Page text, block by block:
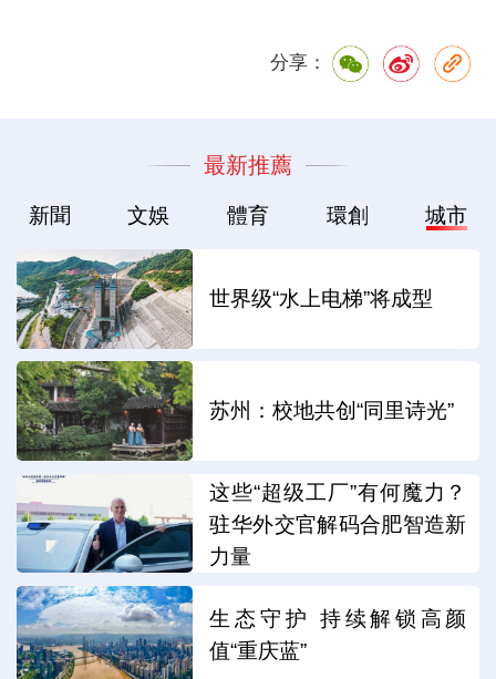
分享：
最新推薦
新聞 文娛 體育 環創 城市
世界级“水上电梯”将成型
苏州：校地共创“同里诗光”
这些“超级工厂”有何魔力？
驻华外交官解码合肥智造新
力量
生态守护 持续解锁高颜
值“重庆蓝”